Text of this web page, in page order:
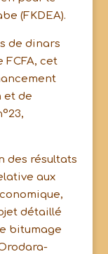
(FKDEA).
de dinars
FCFA, cet
et de
des résultats
aux
détaillé
bitumage